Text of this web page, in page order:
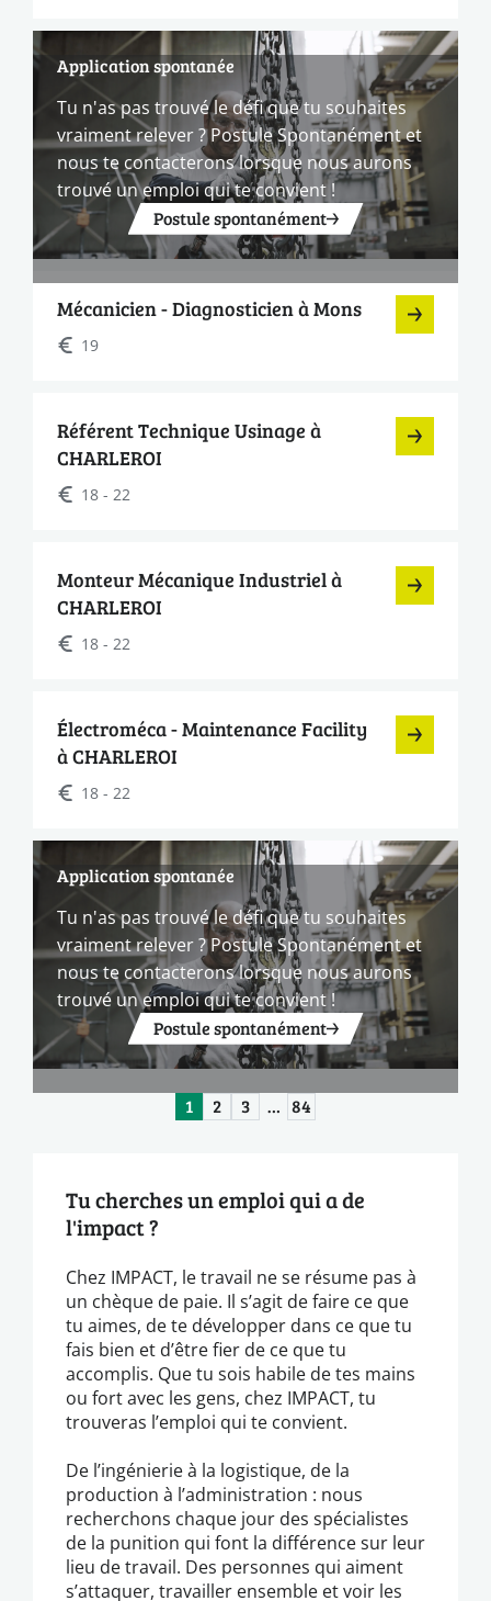
Application spontanée
Tu n'as pas trouvé le défi que tu souhaites
vraiment relever ? Postule Spontanément et
nous te contacterons lorsque nous aurons
trouvé un emploi qui te convient !
Postule spontanément
Mécanicien - Diagnosticien à Mons
19
Référent Technique Usinage à
CHARLEROI
18 - 22
Monteur Mécanique Industriel à
CHARLEROI
18 - 22
Électroméca - Maintenance Facility
à CHARLEROI
18 - 22
Application spontanée
Tu n'as pas trouvé le défi que tu souhaites
vraiment relever ? Postule Spontanément et
nous te contacterons lorsque nous aurons
trouvé un emploi qui te convient !
Postule spontanément
1 2 3 … 84
Tu cherches un emploi qui a de
l'impact ?
Chez IMPACT, le travail ne se résume pas à
un chèque de paie. Il s’agit de faire ce que
tu aimes, de te développer dans ce que tu
fais bien et d’être fier de ce que tu
accomplis. Que tu sois habile de tes mains
ou fort avec les gens, chez IMPACT, tu
trouveras l’emploi qui te convient.
De l’ingénierie à la logistique, de la
production à l’administration : nous
recherchons chaque jour des spécialistes
de la punition qui font la différence sur leur
lieu de travail. Des personnes qui aiment
s’attaquer, travailler ensemble et voir les